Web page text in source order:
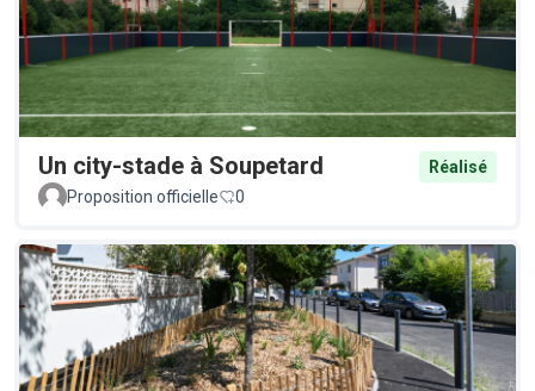
Un city-stade à Soupetard
Réalisé
Proposition officielle
0